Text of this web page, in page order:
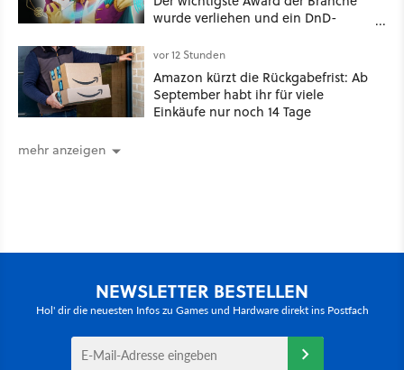
wurde verliehen und ein DnD-
vor 12 Stunden
Amazon kürzt die Rückgabefrist: Ab
September habt ihr für viele
Einkäufe nur noch 14 Tage
mehr anzeigen
NEWSLETTER BESTELLEN
Hol' dir die neuesten Infos zu Games und Hardware direkt ins Postfach